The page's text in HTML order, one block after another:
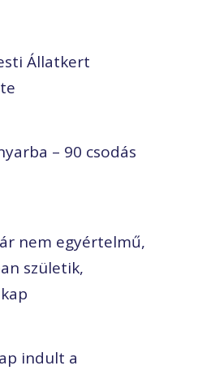
Állatkert
– 90 csodás
nem egyértelmű,
születik,
indult a